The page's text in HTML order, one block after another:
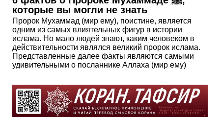
которые вы могли не знать
Пророк Мухаммад (мир ему), поистине, является
одним из самых влиятельных фигур в истории
ислама. Но мало людей знают, каким человеком в
действительности являлся великий пророк ислама.
Представленные далее факты являются самыми
удивительными о посланнике Аллаха (мир ему)